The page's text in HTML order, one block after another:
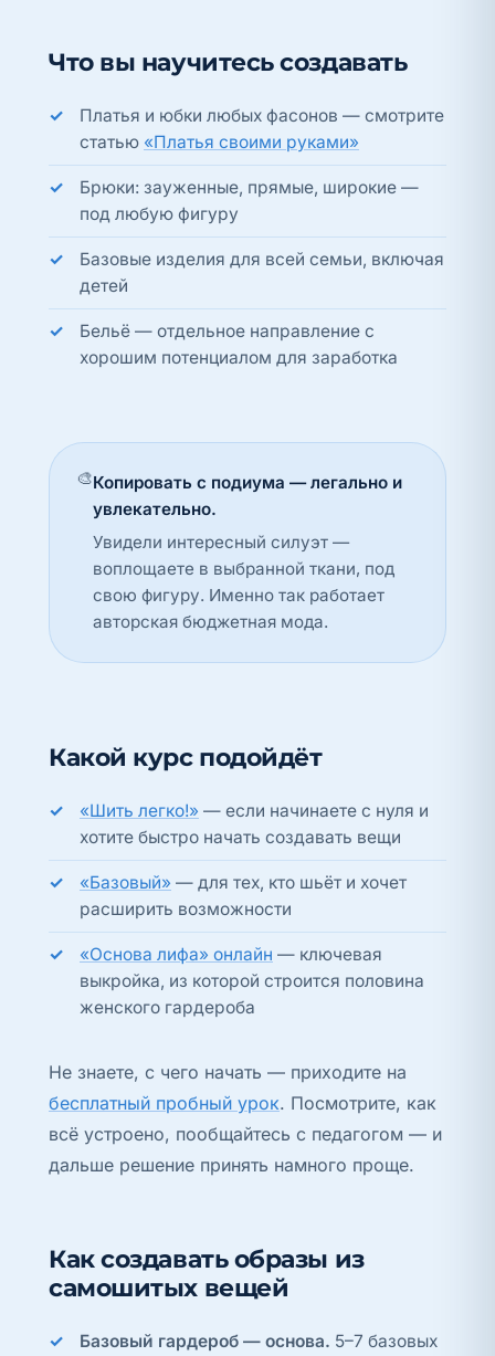
Что вы научитесь создавать
Платья и юбки любых фасонов — смотрите
статью «Платья своими руками»
Брюки: зауженные, прямые, широкие —
под любую фигуру
Базовые изделия для всей семьи, включая
детей
Бельё — отдельное направление с
хорошим потенциалом для заработка
🎨Копировать с подиума — легально и
увлекательно.
Увидели интересный силуэт —
воплощаете в выбранной ткани, под
свою фигуру. Именно так работает
авторская бюджетная мода.
Какой курс подойдёт
«Шить легко!» — если начинаете с нуля и
хотите быстро начать создавать вещи
«Базовый» — для тех, кто шьёт и хочет
расширить возможности
«Основа лифа» онлайн — ключевая
выкройка, из которой строится половина
женского гардероба
Не знаете, с чего начать — приходите на
бесплатный пробный урок. Посмотрите, как
всё устроено, пообщайтесь с педагогом — и
дальше решение принять намного проще.
Как создавать образы из
самошитых вещей
Базовый гардероб — основа. 5–7 базовых